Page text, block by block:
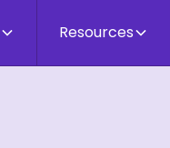
Resources